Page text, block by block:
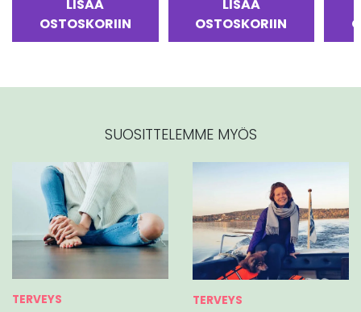
LISÄÄ
OSTOSKORIIN
LISÄÄ
OSTOSKORIIN
SUOSITTELEMME MYÖS
TERVEYS TERVEYS